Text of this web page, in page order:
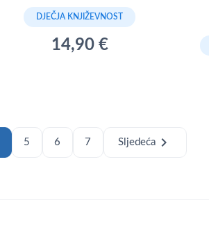
DJEČJA KNJIŽEVNOST
14,90 €
5 6 7 Sljedećachevron_right